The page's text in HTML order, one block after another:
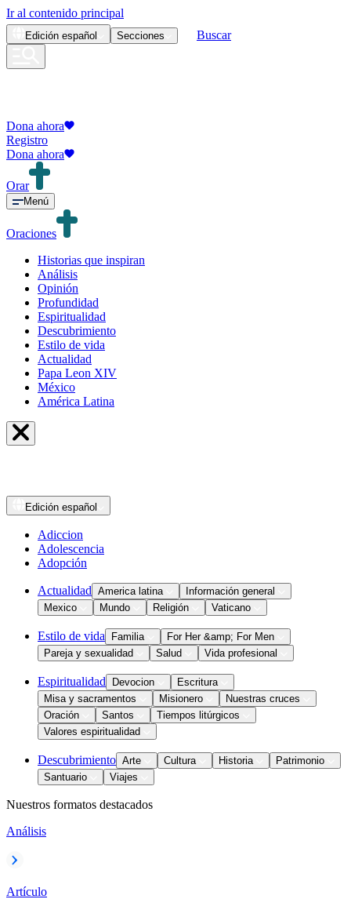
Ir al contenido principal
Edición español Secciones Buscar
Dona ahora
Registro
Dona ahora
Orar
Menú
Oraciones
Historias que inspiran
Análisis
Opinión
Profundidad
Espiritualidad
Descubrimiento
Estilo de vida
Actualidad
Papa Leon XIV
México
América Latina
Edición español
Adiccion
Adolescencia
Adopción
Actualidad America latina
Información general
Mexico
Mundo Religión Vaticano
Estilo de vida Familia
For Her &amp; For Men
Pareja y sexualidad
Salud Vida profesional
Espiritualidad Devocion
Escritura
Misa y sacramentos
Misionero
Nuestras cruces
Oración
Santos
Tiempos litúrgicos
Valores espiritualidad
Descubrimiento Arte Cultura Historia
Patrimonio
Santuario
Viajes
Nuestros formatos destacados
Análisis
Artículo